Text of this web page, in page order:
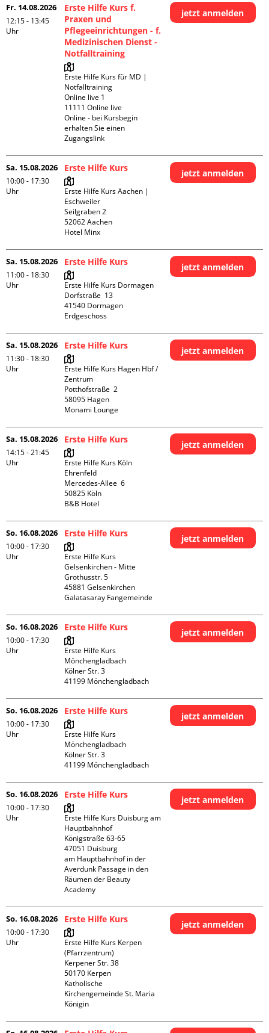
Fr. 14.08.2026
12:15 - 13:45
Uhr
Erste Hilfe Kurs f.
Praxen und
Pflegeeinrichtungen - f.
Medizinischen Dienst -
Notfalltraining
Erste Hilfe Kurs für MD |
Notfalltraining
Online live 1
11111 Online live
Online - bei Kursbegin
erhalten Sie einen
Zugangslink
jetzt anmelden
Sa. 15.08.2026
10:00 - 17:30
Uhr
Erste Hilfe Kurs
Erste Hilfe Kurs Aachen |
Eschweiler
Seilgraben 2
52062 Aachen
Hotel Minx
jetzt anmelden
Sa. 15.08.2026
11:00 - 18:30
Uhr
Erste Hilfe Kurs
Erste Hilfe Kurs Dormagen
Dorfstraße  13
41540 Dormagen
Erdgeschoss
jetzt anmelden
Sa. 15.08.2026
11:30 - 18:30
Uhr
Erste Hilfe Kurs
Erste Hilfe Kurs Hagen Hbf /
Zentrum
Potthofstraße  2
58095 Hagen
Monami Lounge
jetzt anmelden
Sa. 15.08.2026
14:15 - 21:45
Uhr
Erste Hilfe Kurs
Erste Hilfe Kurs Köln
Ehrenfeld
Mercedes-Allee  6
50825 Köln
B&B Hotel
jetzt anmelden
So. 16.08.2026
10:00 - 17:30
Uhr
Erste Hilfe Kurs
Erste Hilfe Kurs
Gelsenkirchen - Mitte
Grothusstr. 5
45881 Gelsenkirchen
Galatasaray Fangemeinde
jetzt anmelden
So. 16.08.2026
10:00 - 17:30
Uhr
Erste Hilfe Kurs
Erste Hilfe Kurs
Mönchengladbach
Kölner Str. 3
jetzt anmelden
So. 16.08.2026
10:00 - 17:30
Uhr
Erste Hilfe Kurs
Erste Hilfe Kurs
Mönchengladbach
Kölner Str. 3
jetzt anmelden
So. 16.08.2026
10:00 - 17:30
Uhr
Erste Hilfe Kurs
Erste Hilfe Kurs Duisburg am
Hauptbahnhof
Königstraße 63-65
47051 Duisburg
am Hauptbahnhof in der
Averdunk Passage in den
Räumen der Beauty
Academy
jetzt anmelden
So. 16.08.2026
10:00 - 17:30
Uhr
Erste Hilfe Kurs
Erste Hilfe Kurs Kerpen
(Pfarrzentrum)
Kerpener Str. 38
50170 Kerpen
Katholische
Kirchengemeinde St. Maria
Königin
jetzt anmelden